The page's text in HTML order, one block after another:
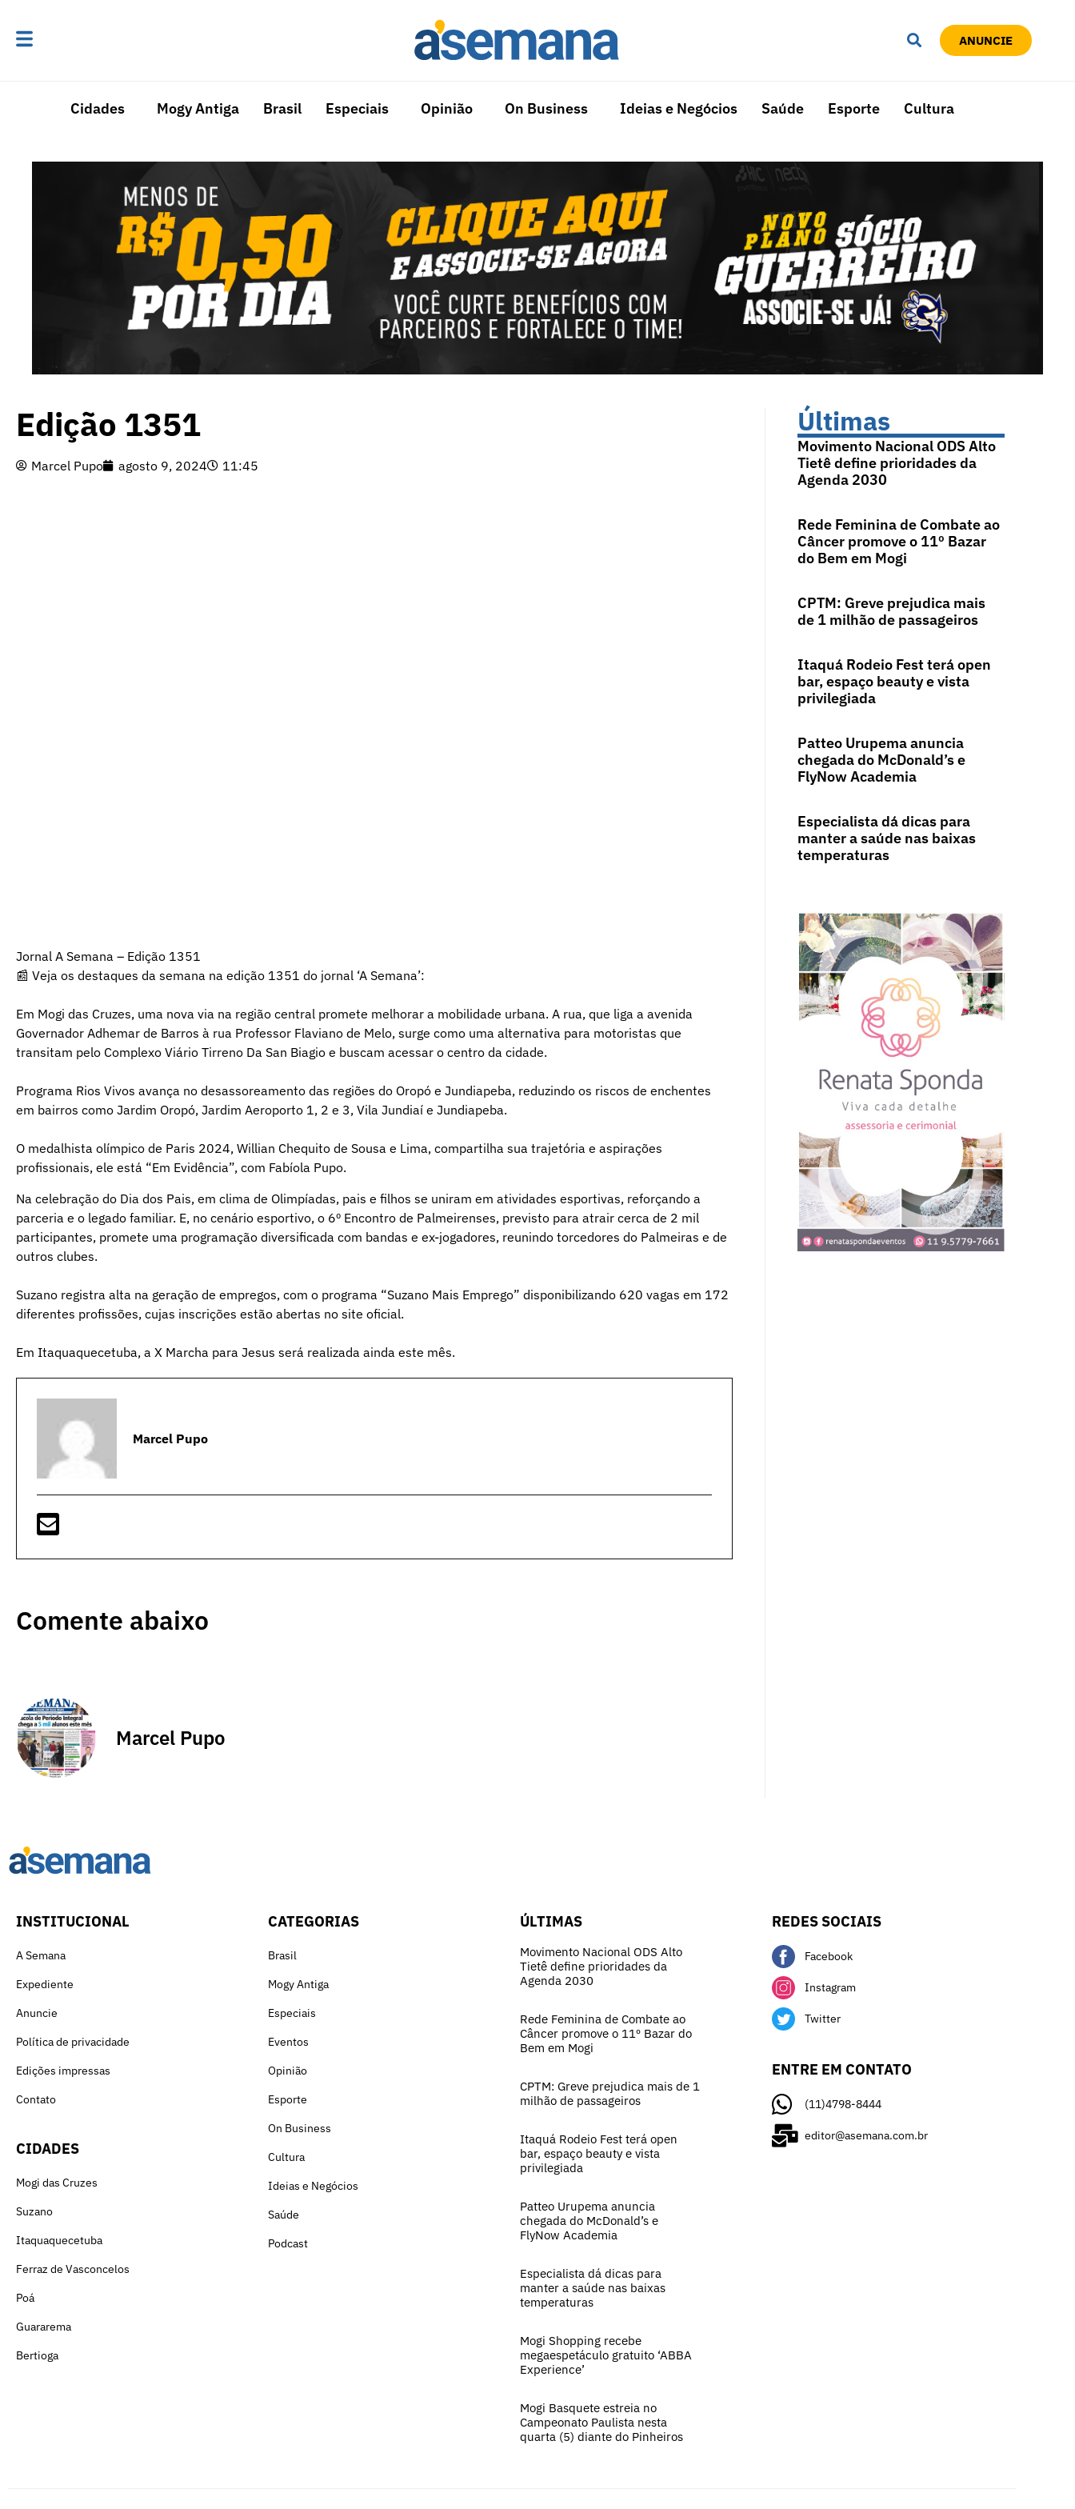
ANUNCIE
Cidades Mogy Antiga Brasil Especiais Opinião On Business Ideias e Negócios Saúde Esporte Cultura
Edição 1351
Marcel Pupo agosto 9, 2024 11:45
Jornal A Semana – Edição 1351
📰 Veja os destaques da semana na edição 1351 do jornal ‘A Semana’:
Em Mogi das Cruzes, uma nova via na região central promete melhorar a mobilidade urbana. A rua, que liga a avenida
Governador Adhemar de Barros à rua Professor Flaviano de Melo, surge como uma alternativa para motoristas que
transitam pelo Complexo Viário Tirreno Da San Biagio e buscam acessar o centro da cidade.
Programa Rios Vivos avança no desassoreamento das regiões do Oropó e Jundiapeba, reduzindo os riscos de enchentes
em bairros como Jardim Oropó, Jardim Aeroporto 1, 2 e 3, Vila Jundiaí e Jundiapeba.
O medalhista olímpico de Paris 2024, Willian Chequito de Sousa e Lima, compartilha sua trajetória e aspirações
profissionais, ele está “Em Evidência”, com Fabíola Pupo.
Na celebração do Dia dos Pais, em clima de Olimpíadas, pais e filhos se uniram em atividades esportivas, reforçando a
parceria e o legado familiar. E, no cenário esportivo, o 6º Encontro de Palmeirenses, previsto para atrair cerca de 2 mil
participantes, promete uma programação diversificada com bandas e ex-jogadores, reunindo torcedores do Palmeiras e de
outros clubes.
Suzano registra alta na geração de empregos, com o programa “Suzano Mais Emprego” disponibilizando 620 vagas em 172
diferentes profissões, cujas inscrições estão abertas no site oficial.
Em Itaquaquecetuba, a X Marcha para Jesus será realizada ainda este mês.
Marcel Pupo
Comente abaixo
Marcel Pupo
Últimas
Movimento Nacional ODS Alto
Tietê define prioridades da
Agenda 2030
Rede Feminina de Combate ao
Câncer promove o 11º Bazar
do Bem em Mogi
CPTM: Greve prejudica mais
de 1 milhão de passageiros
Itaquá Rodeio Fest terá open
bar, espaço beauty e vista
privilegiada
Patteo Urupema anuncia
chegada do McDonald’s e
FlyNow Academia
Especialista dá dicas para
manter a saúde nas baixas
temperaturas
INSTITUCIONAL
A Semana
Expediente
Anuncie
Política de privacidade
Edições impressas
Contato
CIDADES
Mogi das Cruzes
Suzano
Itaquaquecetuba
Ferraz de Vasconcelos
Poá
Guararema
Bertioga
CATEGORIAS
Brasil
Mogy Antiga
Especiais
Eventos
Opinião
Esporte
On Business
Cultura
Ideias e Negócios
Saúde
Podcast
ÚLTIMAS
Movimento Nacional ODS Alto
Tietê define prioridades da
Agenda 2030
Rede Feminina de Combate ao
Câncer promove o 11º Bazar do
Bem em Mogi
CPTM: Greve prejudica mais de 1
milhão de passageiros
Itaquá Rodeio Fest terá open
bar, espaço beauty e vista
privilegiada
Patteo Urupema anuncia
chegada do McDonald’s e
FlyNow Academia
Especialista dá dicas para
manter a saúde nas baixas
temperaturas
Mogi Shopping recebe
megaespetáculo gratuito ‘ABBA
Experience’
Mogi Basquete estreia no
Campeonato Paulista nesta
quarta (5) diante do Pinheiros
REDES SOCIAIS
Facebook
Instagram
Twitter
ENTRE EM CONTATO
(11)4798-8444
editor@asemana.com.br